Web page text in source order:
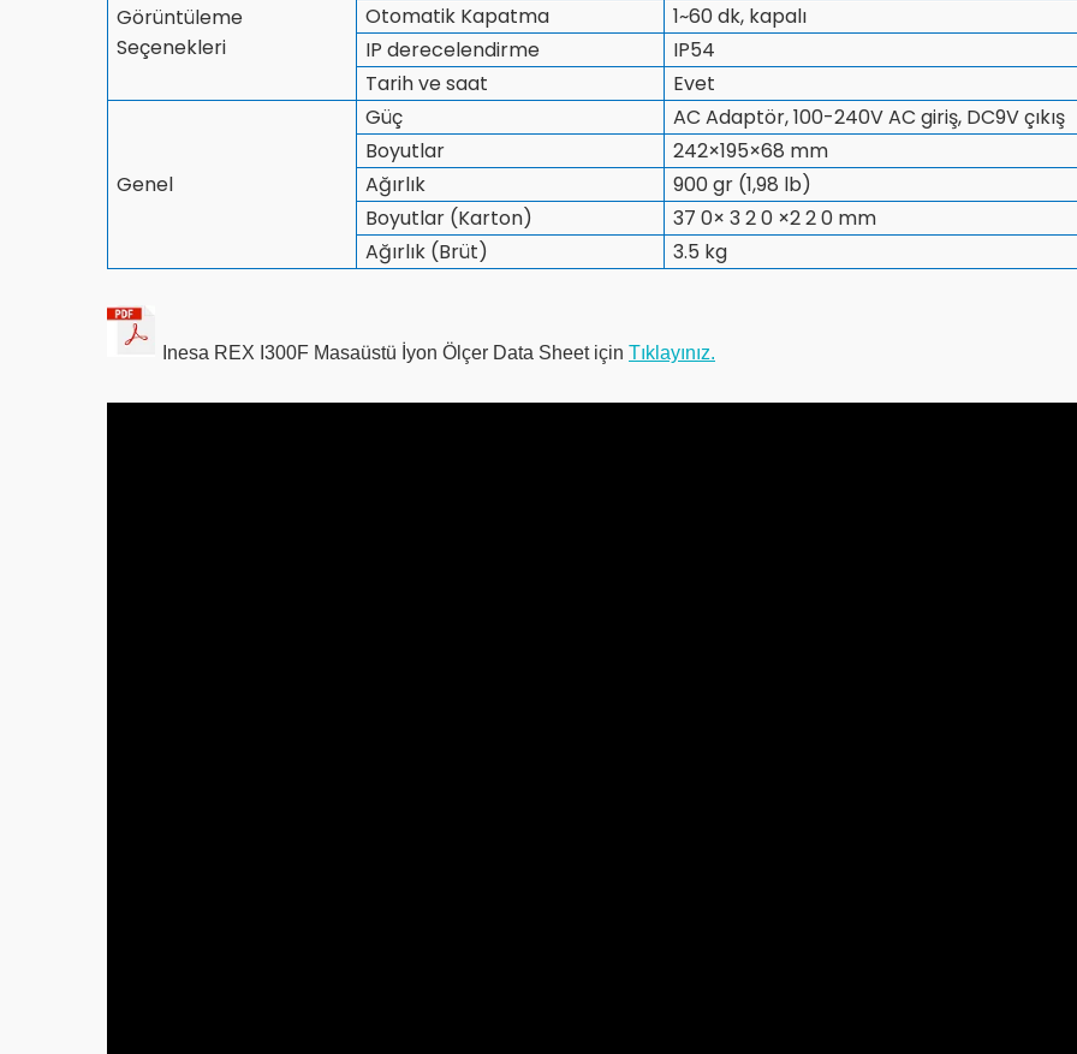
Görüntüleme
Seçenekleri
Otomatik Kapatma
1~60 dk, kapalı
IP derecelendirme
IP54
Tarih ve saat
Evet
Genel
Güç
AC Adaptör, 100-240V AC giriş, DC9V çıkış
Boyutlar
242×195×68 mm
Ağırlık
900 gr (1,98 lb)
Boyutlar (Karton)
37 0× 3 2 0 ×2 2 0 mm
Ağırlık (Brüt)
3.5 kg
Inesa REX I300F Masaüstü İyon Ölçer Data Sheet için Tıklayınız.